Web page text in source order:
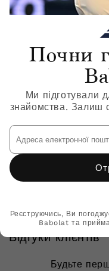
Продавець:
3A0F25B208-5071
Чоловічі тенісні кросівки
BABOLAT PROPULSE
ALL COURT MEN
Відгуки клієнтів
Будьте
Почни
Ми підготували
знайомства. Залиш
Адреса
електронної
пошти
Реєструючись, Ви
Babolat та